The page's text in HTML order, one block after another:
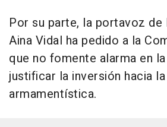
Por su parte, la portavoz de
Aina Vidal ha pedido a la
que no fomente alarma en
justificar la inversión hacia
armamentística.